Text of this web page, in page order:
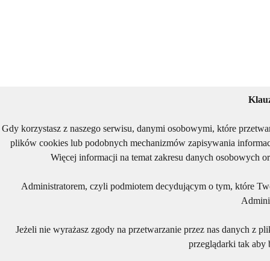
Gdy korzystasz z naszego serwisu, danymi osobowymi, które
plików cookies lub podobnych mechanizmów zapisywania
Więcej informacji na temat zakresu danych osobowych
Administratorem, czyli podmiotem decydującym o tym, które
Jeżeli nie wyrażasz zgody na przetwarzanie przez nas danych z
przeglądarki tak aby